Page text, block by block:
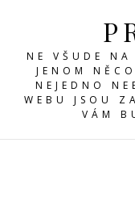
NE VŠUDE
JENOM
NEJEDNO
WEBU JSOU
VÁM